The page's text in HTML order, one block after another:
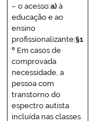
– o acesso:a)à
educação e ao
ensino
profissionalizante;§1
ºEm casos de
comprovada
necessidade, a
pessoa com
transtorno do
espectro autista
incluída nas classes